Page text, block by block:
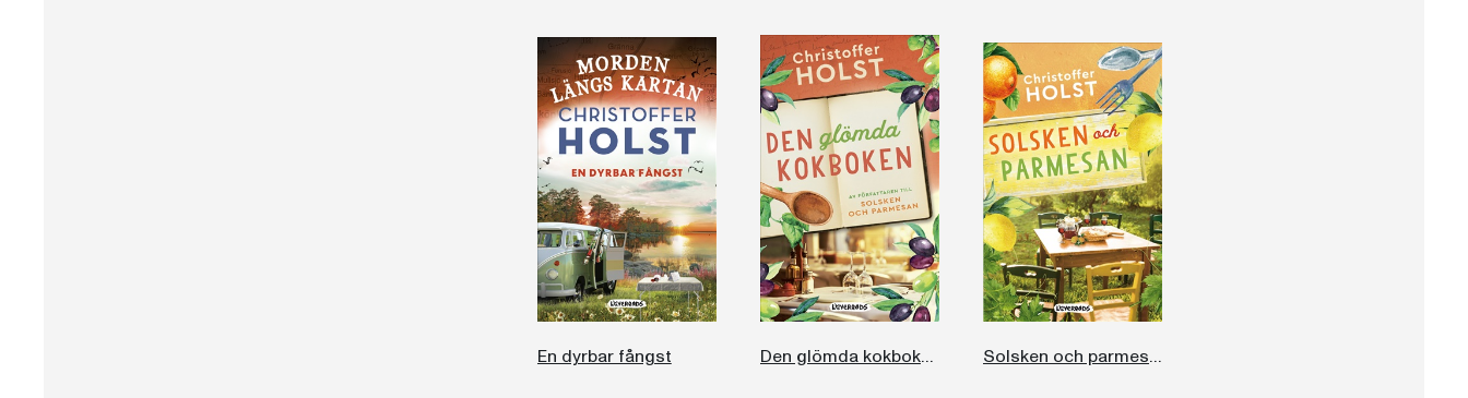
En dyrbar fångst Den glömda kokboken Solsken och parmesan